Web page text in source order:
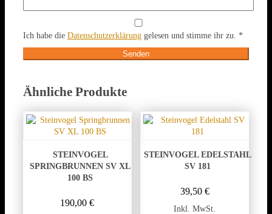
Ich habe die Datenschutzerklärung gelesen und stimme ihr zu. *
Ähnliche Produkte
STEINVOGEL
SPRINGBRUNNEN SV XL
100 BS
190,00€
STEINVOGEL EDELSTAHL
SV 181
39,50 €
Inkl. MwSt.